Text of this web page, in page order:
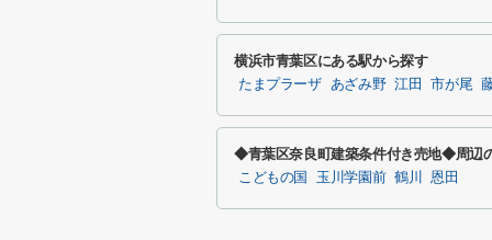
横浜市青葉区にある駅から探す
たまプラーザ あざみ野 江田 市が尾
◆青葉区奈良町建築条件付き売地◆周辺
こどもの国 玉川学園前 鶴川 恩田